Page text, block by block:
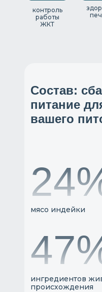
контроль
работы
ЖКТ
Состав:
питание
вашего
мясо индейки
ингредиентов
происхождения